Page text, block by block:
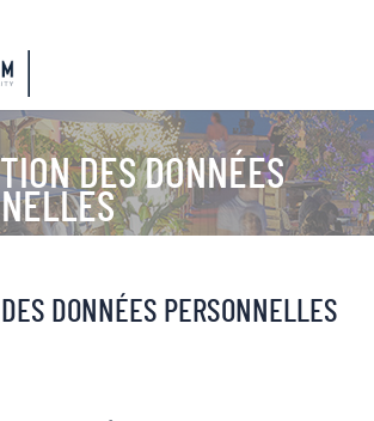
DES DONNÉES
DONNÉES PERSONNELLES